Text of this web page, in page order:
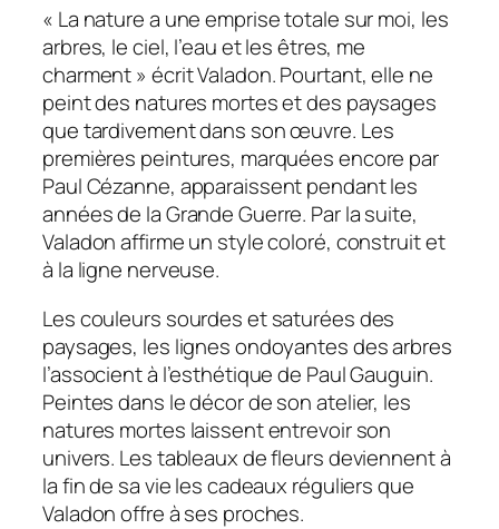
« La nature a une emprise totale sur moi, les
arbres, le ciel, l’eau et les êtres, me
charment » écrit Valadon. Pourtant, elle ne
peint des natures mortes et des paysages
que tardivement dans son œuvre. Les
premières peintures, marquées encore par
Paul Cézanne, apparaissent pendant les
années de la Grande Guerre. Par la suite,
Valadon affirme un style coloré, construit et
à la ligne nerveuse.
Les couleurs sourdes et saturées des
paysages, les lignes ondoyantes des arbres
l’associent à l’esthétique de Paul Gauguin.
Peintes dans le décor de son atelier, les
natures mortes laissent entrevoir son
univers. Les tableaux de fleurs deviennent à
la fin de sa vie les cadeaux réguliers que
Valadon offre à ses proches.